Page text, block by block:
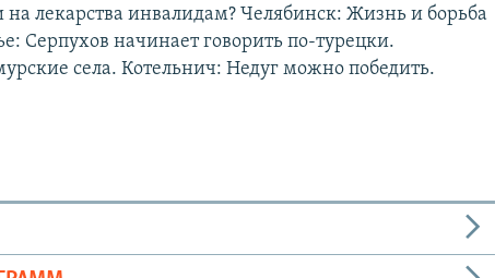
лекарства инвалидам? Челябинск: Жизнь и борьба
Серпухов начинает говорить по-турецки.
села. Котельнич: Недуг можно победить.